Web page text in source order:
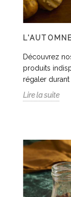
Découvrez
produits
régaler durant
Lire la suite